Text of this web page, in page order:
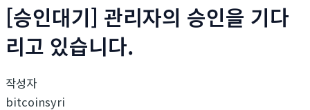
[승인대기] 관리자의 승인을 기다
리고 있습니다.
작성자
bitcoinsyri